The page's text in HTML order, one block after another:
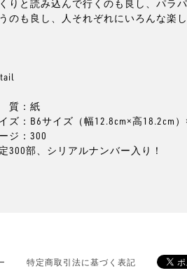
りと読み込んで行くのも良し、パラ
のも良し、人それぞれにいろんな楽
：紙
ズ：B6サイズ（幅12.8cm×高18.2cm
ジ：300
300部、シリアルナンバー入り！
特定商取引法に基づく表記